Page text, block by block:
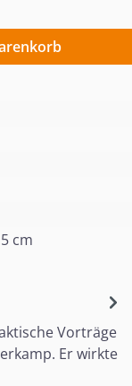
cm
Vorträge
Er wirkte